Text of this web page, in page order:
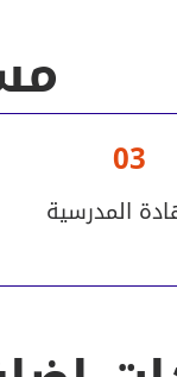
03
المدرسية